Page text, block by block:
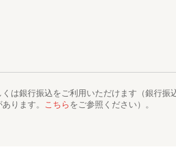
は銀行振込をご利用いただけます（銀行振
ります。 こちらをご参照ください）。